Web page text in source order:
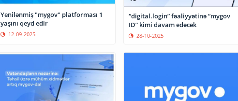
Yenilənmiş "mygov" platforması 1
yaşını qeyd edir
12-09-2025
“digital.login” fəaliyyətinə “mygov
ID” kimi davam edəcək
28-10-2025